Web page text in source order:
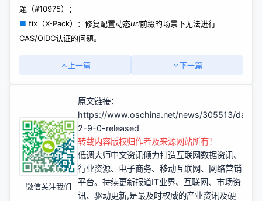
题（#10975）；
■ fix（X-Pack）：修复配置动态url前缀的场景下无法进行
CAS/OIDC认证的问题。
上一篇 下一篇
微信关注我们
原文链接：
https://www.oschina.net/news/305513/
2-9-0-released
转载内容版权归作者及来源网站所有！
低调大师中文资讯倾力打造互联网数据资讯、
行业资源、电子商务、移动互联网、网络营销
平台。持续更新报道IT业界、互联网、市场资
讯、驱动更新,是最及时权威的产业资讯及硬